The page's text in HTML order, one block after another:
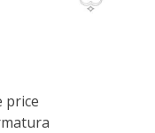
price